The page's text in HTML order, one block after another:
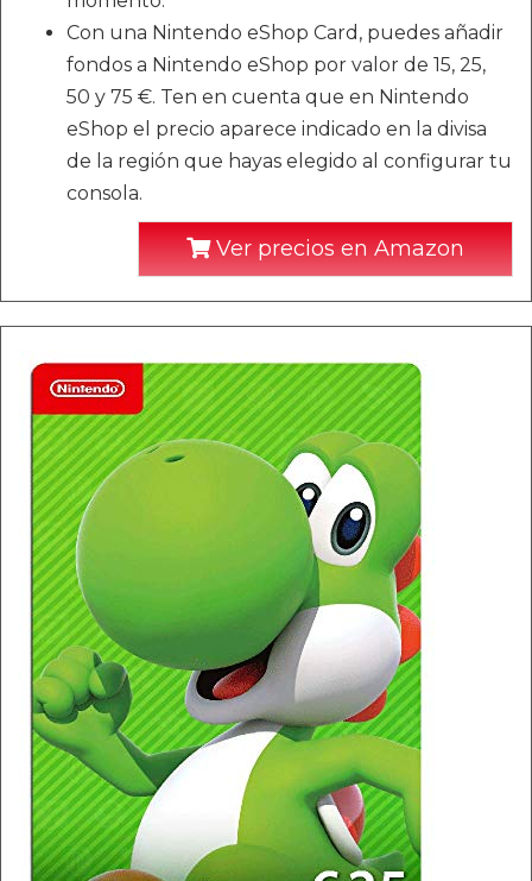
Con una Nintendo eShop Card, puedes añadir
fondos a Nintendo eShop por valor de 15, 25,
50 y 75 €. Ten en cuenta que en Nintendo
eShop el precio aparece indicado en la divisa
de la región que hayas elegido al configurar tu
consola.
Ver precios en Amazon